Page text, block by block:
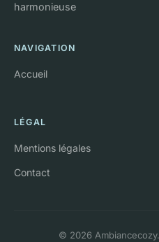
harmonieuse
NAVIGATION
Accueil
LÉGAL
Mentions légales
Contact
© 2026